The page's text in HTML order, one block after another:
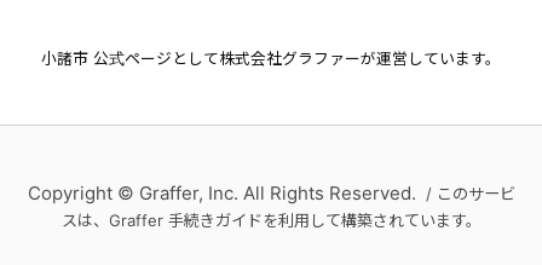
小諸市 公式ページとして株式会社グラファーが運営しています。
Copyright © Graffer, Inc. All Rights Reserved. / このサービ
スは、Graffer 手続きガイドを利用して構築されています。